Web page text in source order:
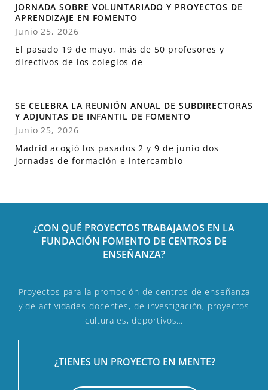
JORNADA SOBRE VOLUNTARIADO Y PROYECTOS DE
APRENDIZAJE EN FOMENTO
Junio 25, 2026
El pasado 19 de mayo, más de 50 profesores y
directivos de los colegios de
SE CELEBRA LA REUNIÓN ANUAL DE SUBDIRECTORAS
Y ADJUNTAS DE INFANTIL DE FOMENTO
Junio 25, 2026
Madrid acogió los pasados 2 y 9 de junio dos
jornadas de formación e intercambio
¿CON QUÉ PROYECTOS TRABAJAMOS EN LA
FUNDACIÓN FOMENTO DE CENTROS DE
ENSEÑANZA?
Proyectos para la promoción de centros de enseñanza
y de actividades docentes, de investigación, proyectos
culturales, deportivos…
¿TIENES UN PROYECTO EN MENTE?